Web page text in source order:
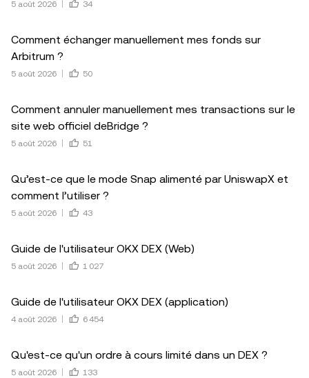
5 août 2026 34
Comment échanger manuellement mes fonds sur
Arbitrum ?
5 août 2026 50
Comment annuler manuellement mes transactions sur le
site web officiel deBridge ?
5 août 2026 51
Qu’est-ce que le mode Snap alimenté par UniswapX et
comment l’utiliser ?
5 août 2026 43
Guide de l'utilisateur OKX DEX (Web)
5 août 2026 1 027
Guide de l'utilisateur OKX DEX (application)
4 août 2026 6 454
Qu'est-ce qu'un ordre à cours limité dans un DEX ?
5 août 2026 133